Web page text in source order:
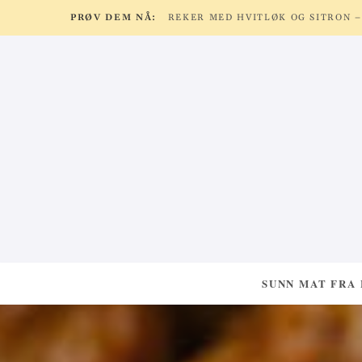
PRØV DEM NÅ:
SUNN MAT